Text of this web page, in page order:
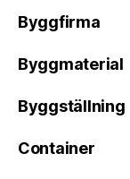
Byggfirma
Byggmaterial
Byggställning
Container